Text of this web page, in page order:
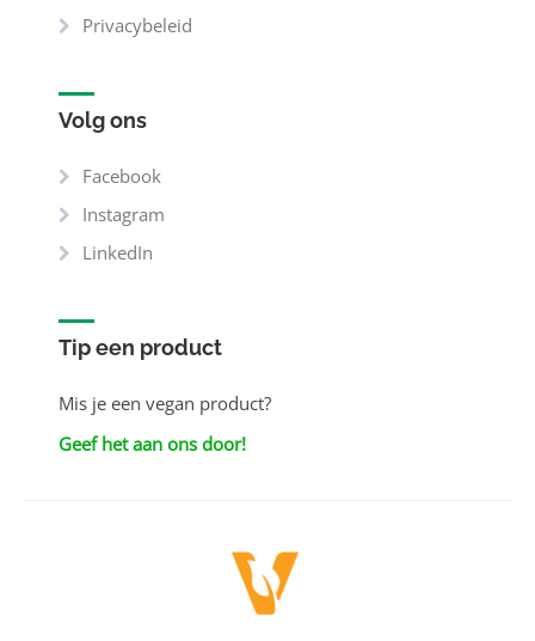
Privacybeleid
Volg ons
Facebook
Instagram
LinkedIn
Tip een product
Mis je een vegan product?
Geef het aan ons door!